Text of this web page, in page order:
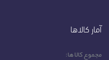
آمار کالاها
مجموع کالا ها: